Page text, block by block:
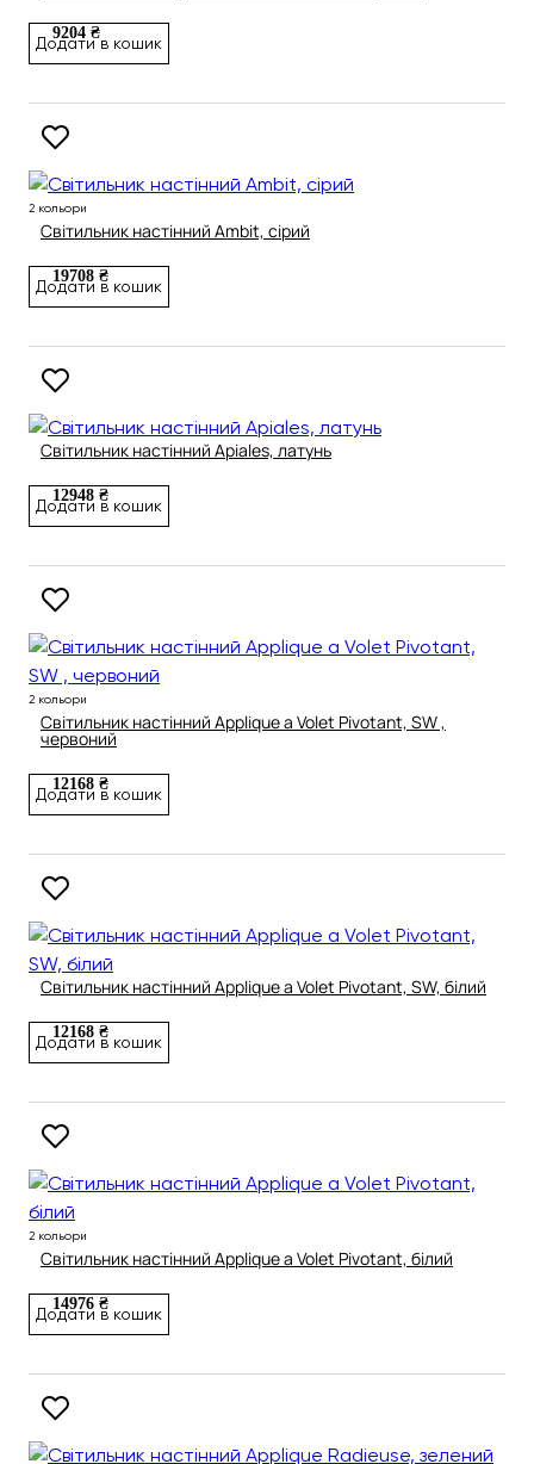
9204 ₴
Додати в кошик
2 кольори
Світильник настінний Ambit, сірий
19708 ₴
Додати в кошик
Світильник настінний Apiales, латунь
12948 ₴
Додати в кошик
2 кольори
Світильник настінний Applique a Volet Pivotant, SW ,
червоний
12168 ₴
Додати в кошик
Світильник настінний Applique a Volet Pivotant, SW, білий
12168 ₴
Додати в кошик
2 кольори
Світильник настінний Applique a Volet Pivotant, білий
14976 ₴
Додати в кошик